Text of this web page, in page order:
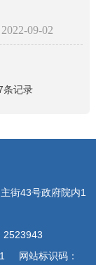
2022-09-02
条记录
街43号政府院内1
网站标识码：